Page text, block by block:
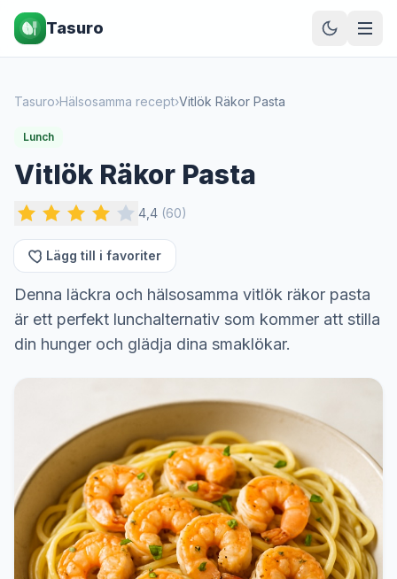
Tasuro
Tasuro›Hälsosamma recept›Vitlök Räkor Pasta
Lunch
Vitlök Räkor Pasta
4,4 (60)
Lägg till i favoriter
Denna läckra och hälsosamma vitlök räkor pasta
är ett perfekt lunchalternativ som kommer att stilla
din hunger och glädja dina smaklökar.